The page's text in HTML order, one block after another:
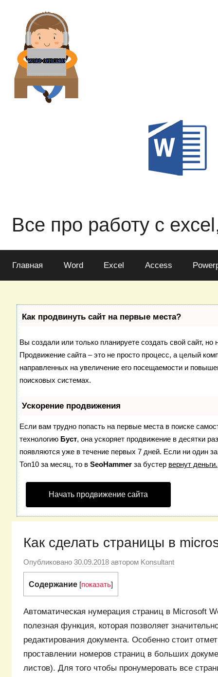
содержимому
Все про работу с
Главная Word Excel Access
Как продвинуть сайт на первые места?
Вы создали или только планируете создать свой сайт, но
Продвижение сайта – это не просто процесс, а целый
направленных на увеличение его посещаемости и
поисковых системах.
Ускорение продвижения
Если вам трудно попасть на первые места в поиске
технологию Буст, она ускоряет продвижение в десятки
появляются уже в течение первых 7 дней. Если ни один
Топ10 за месяц, то в SeoHammer за бустер вернут деньги.
Начать продвижение сайта
Как сделать страницы в
Опубликовано 30.09.2018 автором Konsultant
Содержание [показать]
Автоматическая нумерация страниц в Microsoft
полезная функция, которая позволяет
редактирования документа. Особенно стоит
проставлении номеров страниц в больших
листов). Для того чтобы пронумеровать все